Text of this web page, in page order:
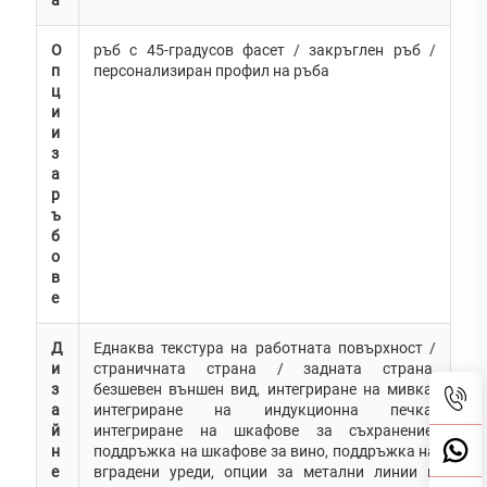
О
п
ц
и
и
з
а
р
ъ
б
о
в
е
ръб с 45-градусов фасет / закръглен ръб /
персонализиран профил на ръба
Д
и
з
а
й
н
е
Еднаква текстура на работната повърхност /
страничната страна / задната страна,
безшевен външен вид, интегриране на мивка,
интегриране на индукционна печка,
интегриране на шкафове за съхранение,
поддръжка на шкафове за вино, поддръжка на
вградени уреди, опции за метални линии и